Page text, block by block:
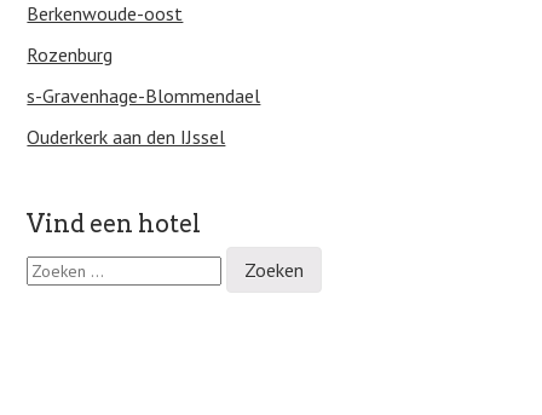
Berkenwoude-oost
Rozenburg
s-Gravenhage-Blommendael
Ouderkerk aan den IJssel
Vind een hotel
Z
o